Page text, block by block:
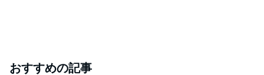
おすすめの記事